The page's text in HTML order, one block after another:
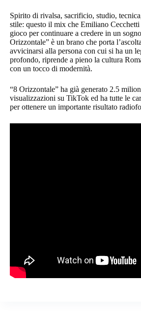
Spirito di rivalsa, sacrificio, studio,
stile: questo il mix che Emiliano Cecchetti
gioco per continuare a credere in un
Orizzontale” è un brano che porta
avvicinarsi alla persona con cui si ha un
profondo, riprende a pieno la cultura
con un tocco di modernità.
“8 Orizzontale” ha già generato 2.5
visualizzazioni su TikTok ed ha tutte le
per ottenere un importante risultato